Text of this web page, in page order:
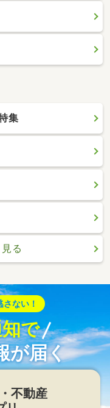
集
る
ない！
で
が届く
不動産